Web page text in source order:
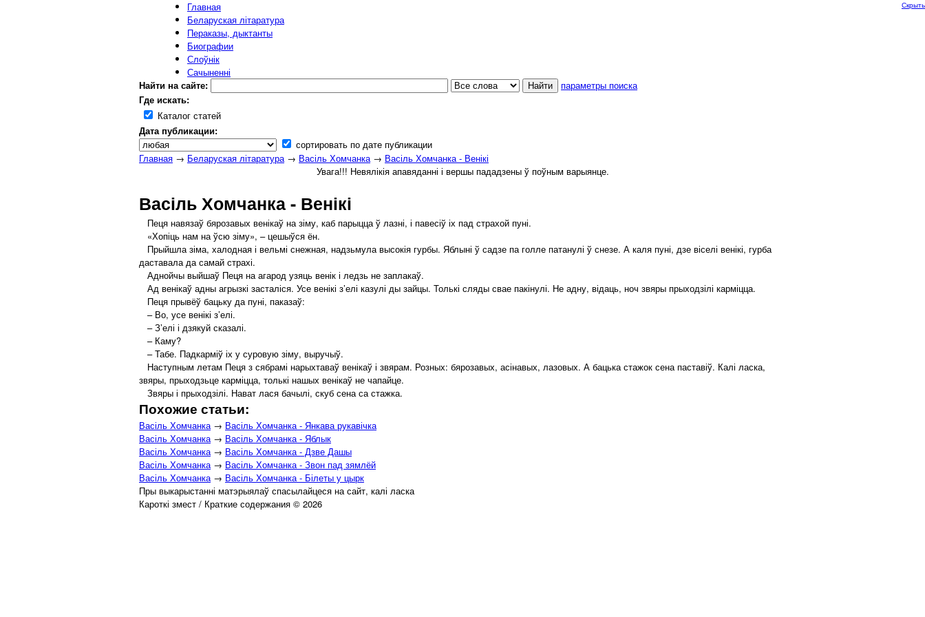
Главная
Беларуская літаратура
Пераказы, дыктанты
Биографии
Слоўнік
Сачыненні
Найти на сайте:
параметры поиска
Где искать:
Каталог статей
Дата публикации:
сортировать по дате публикации
Скрыть
Главная → Беларуская літаратура→ Васіль Хомчанка→ Васіль Хомчанка - Венікі
Увага!!! Невялікія апавяданні і вершы пададзены ў поўным варыянце.
Васіль Хомчанка - Венікі
Пеця навязаў бярозавых венікаў на зіму, каб парыцца ў лазні, і павесіў іх пад страхой пуні.
«Хопіць нам на ўсю зіму», – цешыўся ён.
Прыйшла зіма, халодная і вельмі снежная, надзьмула высокія гурбы. Яблыні ў садзе па голле патанулі ў снезе. А каля пуні, дзе віселі венікі, гурба
даставала да самай страхі.
Аднойчы выйшаў Пеця на агарод узяць венік і ледзь не заплакаў.
Ад венікаў адны агрызкі засталіся. Усе венікі з’елі казулі ды зайцы. Толькі сляды свае пакінулі. Не адну, відаць, ноч звяры прыходзілі карміцца.
Пеця прывёў бацьку да пуні, паказаў:
– Во, усе венікі з’елі.
– З’елі і дзякуй сказалі.
– Каму?
– Табе. Падкарміў іх у суровую зіму, выручыў.
Наступным летам Пеця з сябрамі нарыхтаваў венікаў і звярам. Розных: бярозавых, асінавых, лазовых. А бацька стажок сена паставіў. Калі ласка,
звяры, прыходзьце карміцца, толькі нашых венікаў не чапайце.
Звяры і прыходзілі. Нават лася бачылі, скуб сена са стажка.
Похожие статьи:
Васіль Хомчанка→ Васіль Хомчанка - Янкава рукавічка
Васіль Хомчанка→ Васіль Хомчанка - Яблык
Васіль Хомчанка→ Васіль Хомчанка - Дзве Дашы
Васіль Хомчанка→ Васіль Хомчанка - Звон пад зямлёй
Васіль Хомчанка→ Васіль Хомчанка - Білеты у цырк
Пры выкарыстанні матэрыялаў спасылайцеся на сайт, калі ласка
Кароткі змест / Краткие содержания © 2026